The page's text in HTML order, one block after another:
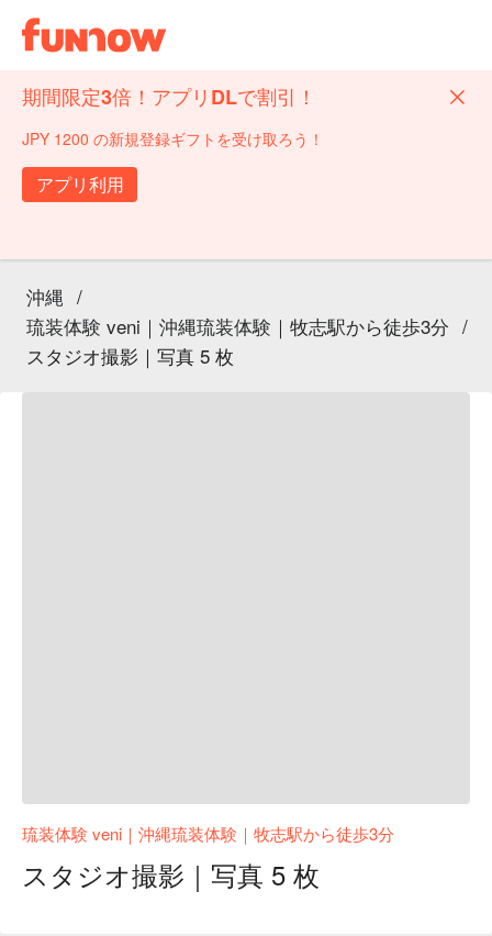
期間限定3倍！アプリDLで割引！
JPY 1200 の新規登録ギフトを受け取ろう！
アプリ利用
沖縄 /
琉装体験 veni｜沖縄琉装体験｜牧志駅から徒歩3分 /
スタジオ撮影｜写真 5 枚
琉装体験 veni｜沖縄琉装体験｜牧志駅から徒歩3分
スタジオ撮影｜写真 5 枚